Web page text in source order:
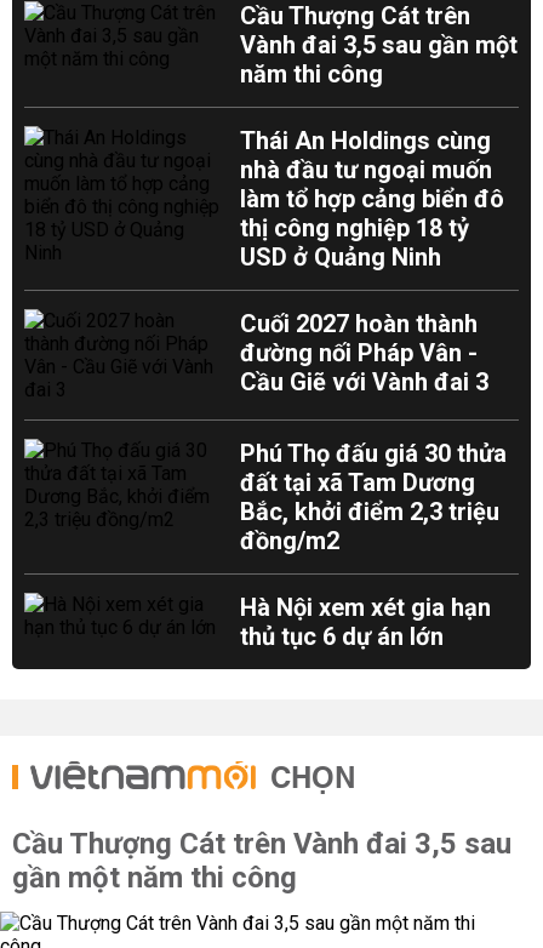
Cầu Thượng Cát trên
Vành đai 3,5 sau gần một
năm thi công
Thái An Holdings cùng
nhà đầu tư ngoại muốn
làm tổ hợp cảng biển đô
thị công nghiệp 18 tỷ
USD ở Quảng Ninh
Cuối 2027 hoàn thành
đường nối Pháp Vân -
Cầu Giẽ với Vành đai 3
Phú Thọ đấu giá 30 thửa
đất tại xã Tam Dương
Bắc, khởi điểm 2,3 triệu
đồng/m2
Hà Nội xem xét gia hạn
thủ tục 6 dự án lớn
CHỌN
Cầu Thượng Cát trên Vành đai 3,5 sau
gần một năm thi công